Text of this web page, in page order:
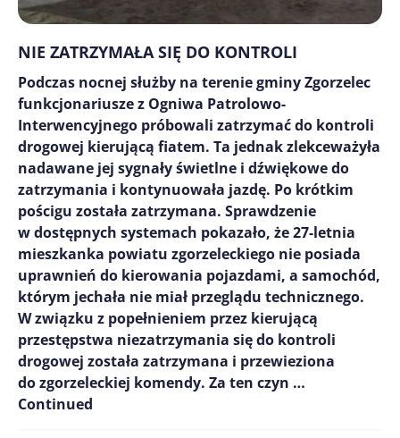
NIE ZATRZYMAŁA SIĘ DO KONTROLI
Podczas nocnej służby na terenie gminy Zgorzelec
funkcjonariusze z Ogniwa Patrolowo-
Interwencyjnego próbowali zatrzymać do kontroli
drogowej kierującą fiatem. Ta jednak zlekceważyła
nadawane jej sygnały świetlne i dźwiękowe do
zatrzymania i kontynuowała jazdę. Po krótkim
pościgu została zatrzymana. Sprawdzenie
w dostępnych systemach pokazało, że 27-letnia
mieszkanka powiatu zgorzeleckiego nie posiada
uprawnień do kierowania pojazdami, a samochód,
którym jechała nie miał przeglądu technicznego.
W związku z popełnieniem przez kierującą
przestępstwa niezatrzymania się do kontroli
drogowej została zatrzymana i przewieziona
do zgorzeleckiej komendy. Za ten czyn …
Continued